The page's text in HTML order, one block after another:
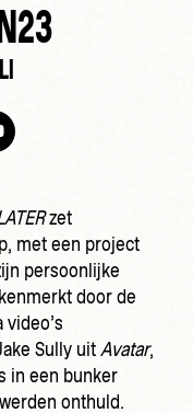
zet
met een project
persoonlijke
door de
Sully uitAvatar,
in een bunker
onthuld.